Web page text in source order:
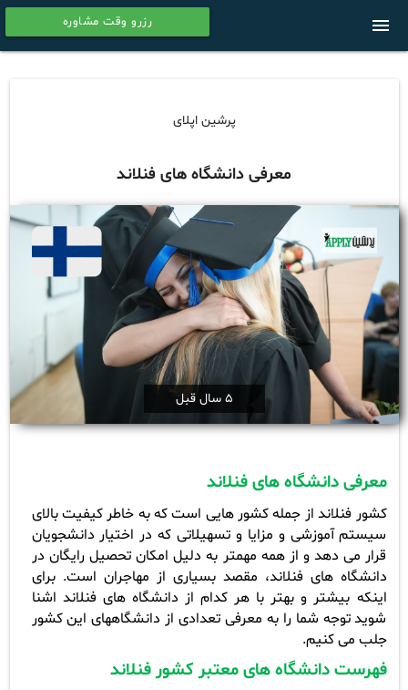
رزرو وقت مشاوره menu
پرشین اپلای
معرفی دانشگاه های فنلاند
5 سال قبل
معرفی دانشگاه های فنلاند
کشور فنلاند از جمله کشور هایی است که به خاطر کیفیت بالای
سیستم آموزشی و مزایا و تسهیلاتی که در اختیار دانشجویان
قرار می دهد و از همه مهمتر به دلیل امکان تحصیل رایگان در
دانشگاه های فنلاند، مقصد بسیاری از مهاجران است. برای
اینکه بیشتر و بهتر با هر کدام از دانشگاه های فنلاند اشنا
شوید توجه شما را به معرفی تعدادی از دانشگاههای این کشور
جلب می کنیم.
فهرست دانشگاه های معتبر کشور فنلاند